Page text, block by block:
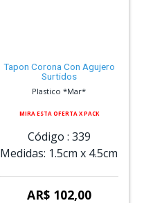
Tapon Corona Con Agujero
Surtidos
Plastico *Mar*
MIRA ESTA OFERTA X PACK
Código : 339
Medidas: 1.5cm x 4.5cm
AR$ 102,00